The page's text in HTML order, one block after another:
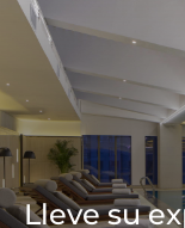
Lleve su